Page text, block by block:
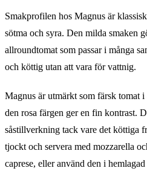
Smakprofilen hos Magnus är
sötma och syra. Den milda smaken
allroundtomat som passar i många
och köttig utan att vara för vattnig.
Magnus är utmärkt som färsk tomat i
den rosa färgen ger en fin kontrast.
såstillverkning tack vare det köttiga
tjockt och servera med mozzarella
caprese, eller använd den i